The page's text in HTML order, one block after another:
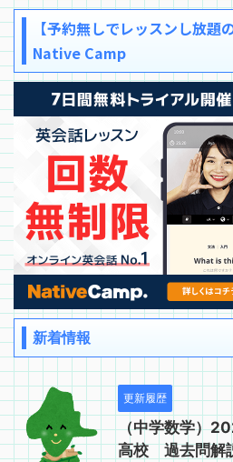
【予約無しでレッスンし放題
Native Camp
新着情報
更新履歴
（中学数学）
高校 過去問解